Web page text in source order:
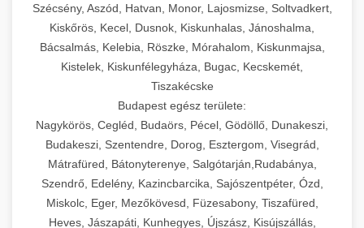
Szécsény, Aszód, Hatvan, Monor, Lajosmizse, Soltvadkert,
Kiskőrös, Kecel, Dusnok, Kiskunhalas, Jánoshalma,
Bácsalmás, Kelebia, Röszke, Mórahalom, Kiskunmajsa,
Kistelek, Kiskunfélegyháza, Bugac, Kecskemét,
Tiszakécske
Budapest egész területe:
Nagykörös, Cegléd, Budaörs, Pécel, Gödöllő, Dunakeszi,
Budakeszi, Szentendre, Dorog, Esztergom, Visegrád,
Mátrafüred, Bátonyterenye, Salgótarján,Rudabánya,
Szendrő, Edelény, Kazincbarcika, Sajószentpéter, Ózd,
Miskolc, Eger, Mezőkövesd, Füzesabony, Tiszafüred,
Heves, Jászapáti, Kunhegyes, Újszász, Kisújszállás,